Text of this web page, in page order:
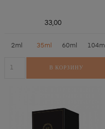
33,00
2ml 35ml 60ml 104ml
В КОРЗИНУ